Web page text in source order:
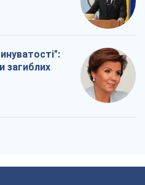
загиблих